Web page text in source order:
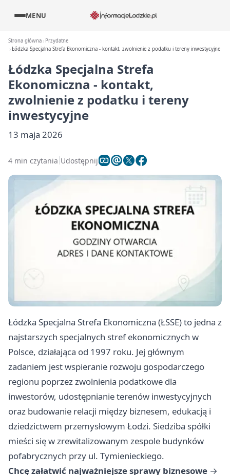
MENU
Strona główna
Przydatne
Łódzka Specjalna Strefa Ekonomiczna - kontakt, zwolnienie z podatku i tereny inwestycyjne
Łódzka Specjalna Strefa
Ekonomiczna - kontakt,
zwolnienie z podatku i tereny
inwestycyjne
13 maja 2026
4 min czytania Udostępnij
Łódzka Specjalna Strefa Ekonomiczna (ŁSSE) to jedna z
najstarszych specjalnych stref ekonomicznych w
Polsce, działająca od 1997 roku. Jej głównym
zadaniem jest wspieranie rozwoju gospodarczego
regionu poprzez zwolnienia podatkowe dla
inwestorów, udostępnianie terenów inwestycyjnych
oraz budowanie relacji między biznesem, edukacją i
dziedzictwem przemysłowym Łodzi. Siedziba spółki
mieści się w zrewitalizowanym zespole budynków
pofabrycznych przy ul. Tymienieckiego.
Chcę załatwić najważniejsze sprawy biznesowe →